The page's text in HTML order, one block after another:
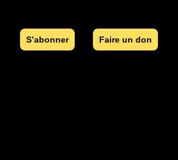
S’abonner Faire un don